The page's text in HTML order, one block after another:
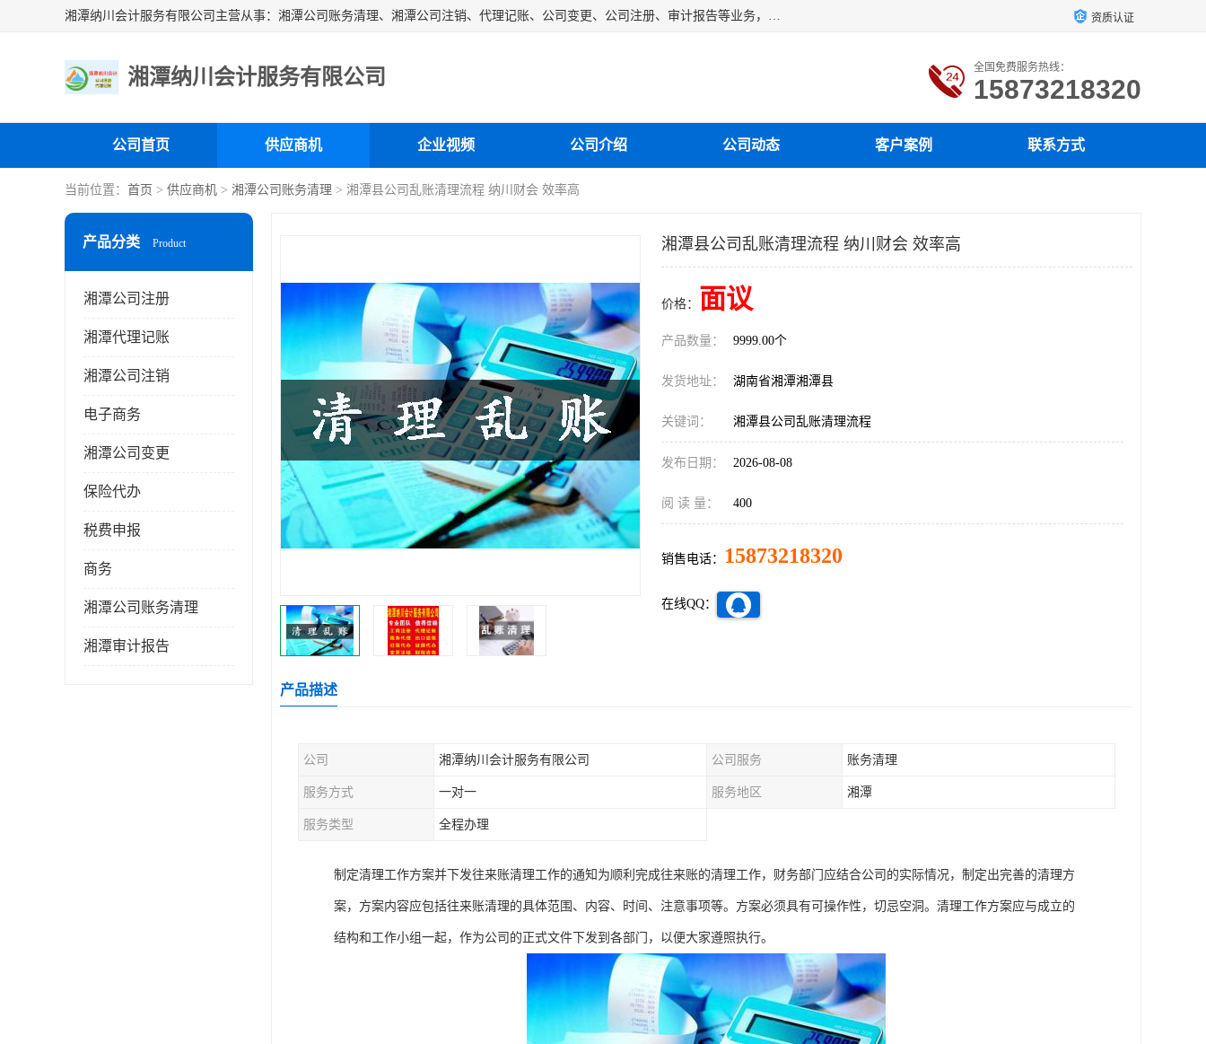
湘潭纳川会计服务有限公司主营从事：湘潭公司账务清理、湘潭公司注销、代理记账、公司变更、公司注册、审计报告等业务，公司设立有专门的代理注册部门，现有工商代办专员，部门经理从事工商代办多年，对各地区公司注册、公司变更、进出口业务等流程以及各行业公司注册、变更所需注意的细节都非常熟悉。 资质认证
湘潭纳川会计服务有限公司 全国免费服务热线：
15873218320
公司首页 供应商机 企业视频 公司介绍 公司动态 客户案例 联系方式
当前位置： 首页 > 供应商机 > 湘潭公司账务清理 > 湘潭县公司乱账清理流程 纳川财会 效率高
产品分类 Product
湘潭公司注册
湘潭代理记账
湘潭公司注销
电子商务
湘潭公司变更
保险代办
税费申报
商务
湘潭公司账务清理
湘潭审计报告
湘潭县公司乱账清理流程 纳川财会 效率高
价格： 面议
产品数量： 9999.00个
发货地址： 湖南省湘潭湘潭县
关键词： 湘潭县公司乱账清理流程
发布日期： 2026-08-08
阅 读 量： 400
销售电话： 15873218320
在线QQ：
产品描述
公司 湘潭纳川会计服务有限公司 公司服务 账务清理
服务方式 一对一 服务地区 湘潭
服务类型 全程办理
制定清理工作方案并下发往来账清理工作的通知为顺利完成往来账的清理工作，财务部门应结合公司的实际情况，制定出完善的清理方
案，方案内容应包括往来账清理的具体范围、内容、时间、注意事项等。方案必须具有可操作性，切忌空洞。清理工作方案应与成立的
结构和工作小组一起，作为公司的正式文件下发到各部门，以便大家遵照执行。